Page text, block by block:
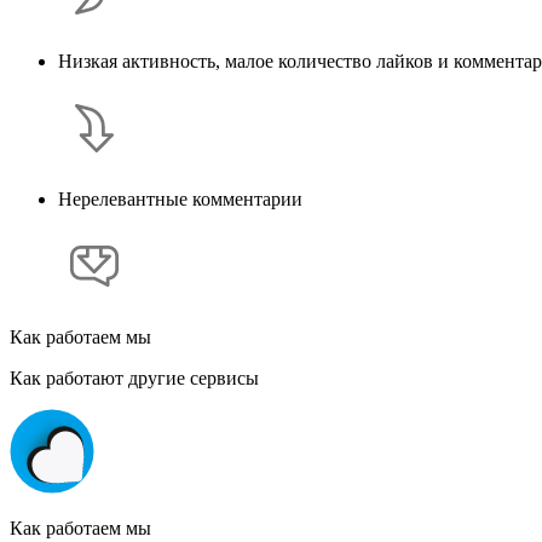
Низкая активность, малое количество лайков и
Нерелевантные комментарии
Как работаем мы
Как работают другие сервисы
Как работаем мы